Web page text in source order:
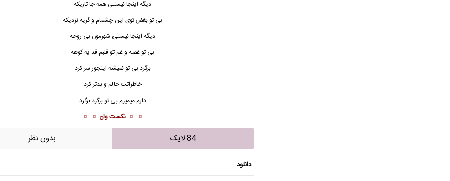
دیگه اینجا نیستی همه جا تاریکه
بی تو بغض توی این چشمام و گریه نزدیکه
دیگه اینجا نیستی شهرمون بی روحه
بی تو غصه و غم تو قلبم قد یه کوهه
برگردبی تو نمیشه اینجور سر کرد
خاطراتت حالم و بدتر کرد
دارم میمیرم بی تو برگرد برگرد
♫ ♫ نکست وان ♫ ♫
84 لایک بدون نظر
دانلود